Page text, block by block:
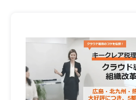
ワンストップ士業サポート
建設業者様向け
ADMINISTRATIVE SCRIVENER CORPORATION
キークレア行政書士法人